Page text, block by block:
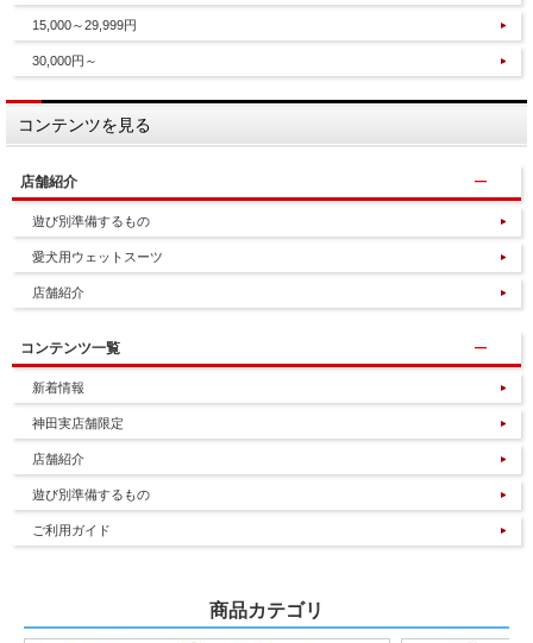
15,000～29,999円
30,000円～
コンテンツを見る
店舗紹介
遊び別準備するもの
愛犬用ウェットスーツ
店舗紹介
コンテンツ一覧
新着情報
神田実店舗限定
店舗紹介
遊び別準備するもの
ご利用ガイド
商品カテゴリ